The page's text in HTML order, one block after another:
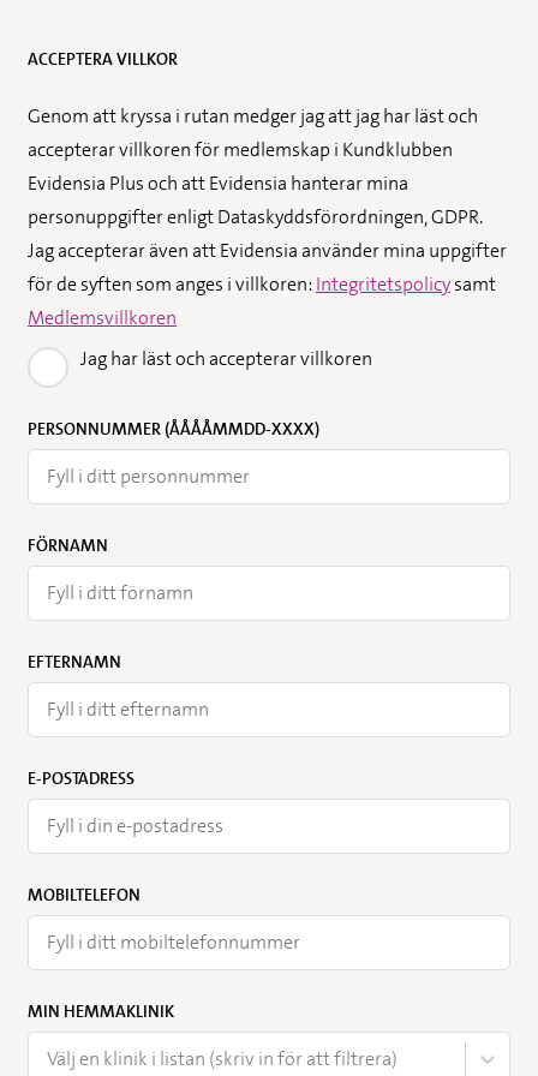
ACCEPTERA VILLKOR
Genom att kryssa i rutan medger jag att jag har läst och
accepterar villkoren för medlemskap i Kundklubben
Evidensia Plus och att Evidensia hanterar mina
personuppgifter enligt Dataskyddsförordningen, GDPR.
Jag accepterar även att Evidensia använder mina uppgifter
för de syften som anges i villkoren:Integritetspolicysamt
Medlemsvillkoren
Jag har läst och accepterar villkoren
PERSONNUMMER (ÅÅÅÅMMDD-XXXX)
FÖRNAMN
EFTERNAMN
E-POSTADRESS
MOBILTELEFON
MIN HEMMAKLINIK
Välj en klinik i listan (skriv in för att filtrera)